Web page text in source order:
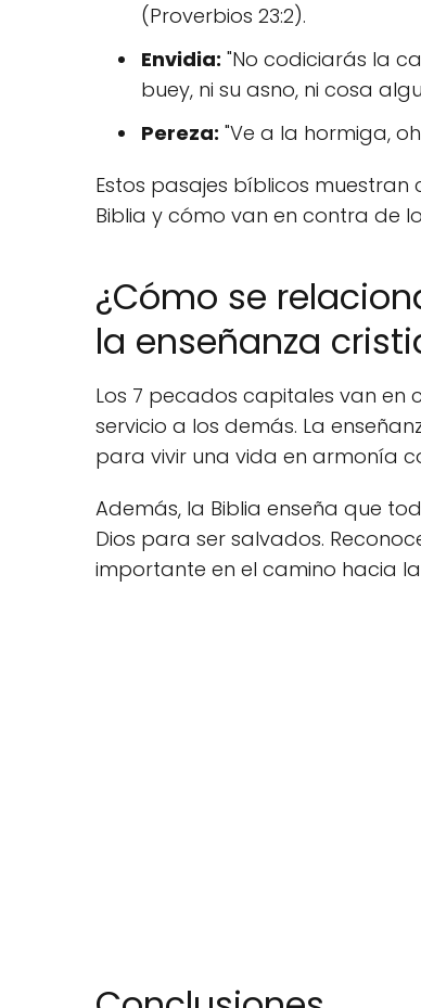
(Proverbios 23:2).
Envidia: "No codiciarás la
buey, ni su asno, ni cosa
Pereza: "Ve a la hormiga,
Estos pasajes bíblicos
Biblia y cómo van en contra de
¿Cómo se
la enseñanza
Los 7 pecados capitales van en
servicio a los demás. La
para vivir una vida en armonía
Además, la Biblia enseña que
Dios para ser salvados.
importante en el camino hacia